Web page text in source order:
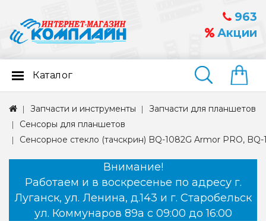
963
Акции
Найти
Каталог
Запчасти и инструменты
Запчасти для планшетов
Сенсоры для планшетов
Сенсорное стекло (тачскрин) BQ-1082G Armor PRO,
Внимание!
Работаем и в воскресенье по адресу г.
Луганск, ул. Ленина, д.143 и г. Старобельск
ул. Коммунаров 89а с 09:00 до 16:00